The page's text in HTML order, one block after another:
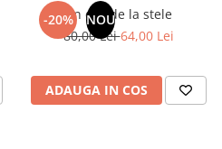
-20% NOU
Un dar de la stele
80,00 Lei64,00 Lei
ADAUGA IN COS